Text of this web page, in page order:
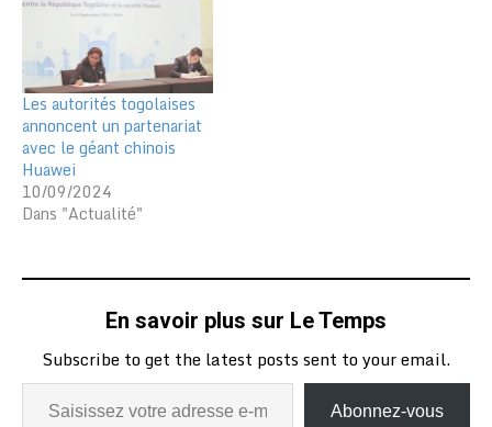
Les autorités togolaises
annoncent un partenariat
avec le géant chinois
Huawei
10/09/2024
Dans "Actualité"
En savoir plus sur Le Temps
Subscribe to get the latest posts sent to your email.
Abonnez-vous